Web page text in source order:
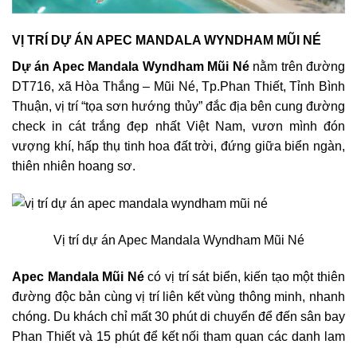
VỊ TRÍ DỰ ÁN APEC MANDALA WYNDHAM MŨI NÉ
Dự án Apec Mandala Wyndham Mũi Nénằm trên đường
DT716, xã Hòa Thắng – Mũi Né, Tp.Phan Thiết, Tỉnh Bình
Thuận, vị trí “tọa sơn hướng thủy” đắc địa bên cung đường
check in cát trắng đẹp nhất Việt Nam, vươn mình đón
vượng khí, hấp thụ tinh hoa đất trời, đứng giữa biển ngàn,
thiên nhiên hoang sơ.
Vị trí dự án Apec Mandala Wyndham Mũi Né
Apec Mandala Mũi Nécó vị trí sát biển, kiến tạo một thiên
đường độc bản cùng vị trí liên kết vùng thông minh, nhanh
chóng. Du khách chỉ mất 30 phút di chuyển để đến sân bay
Phan Thiết và 15 phút để kết nối tham quan các danh lam